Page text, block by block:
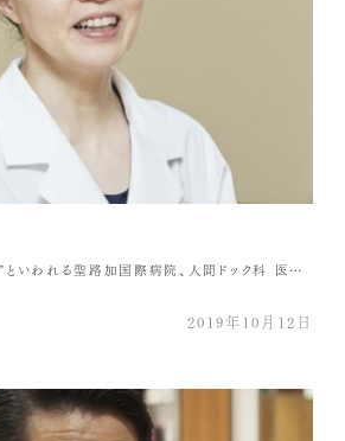
人間ドックの”パイオニア”といわれる聖路加国際病院、人間ドック科 医長の河津晶子先生にお伺いしました ―睡眠不足が健康に与えるリスクを教えてください 睡眠不足は睡眠負債といわれ、いろんな病気を引き起こす可能性があります。睡眠時間が足りないことで、例えば身体の免疫力が落ちてくると言われています。免疫力を落とす理由のひとつはコルチゾールというストレスホルモンの分泌が増えてしまうことです。このホルモンが増えることで、血糖値やコレステロールが上がったり、代謝系の異常が起きてくることがあります。肥満のリスクも高まります。 睡眠時は交感神経と副交感神経のバランスが変わり、副交感神経の方が優位になりますが、それが出来ないとずっと緊張した状態やストレスがかかった状態が続くので、疲れが取れず、うつ病や精神的な不調を起こしやすくなります。 人間ドック科に入院される方には質問票があり、どんな食事をとっているか、何時に寝て何時に起きる習慣があるのか、運動はどれくらいしているかなどが項目にあり、それらを総合的にみながら説明やアドバイスをしています。 ―河津先生の睡眠スタイルについて教えてください 7時間眠ることが一番健康で長寿というデータが出ているので、患者さんには7時間寝ましょうと伝えていますが、私自身は6時間寝られたら良いほうです。寝つきを良くするために、寝る前にブルーライトを浴びないようになるべくスマートフォンやパソコンを見ないとか、カフェインをとらないようにしています。また、体表温度をあたたかくして体内温度を下げると比較的寝つきが良くなると言われているので、寝る前に少し冷たい牛乳を飲んだり、手足を冷やさないようにするなどして気を付けています。 ―kokikuの羽毛布団の使用感はいかがですか？ 合掛けの羽毛布団を今(6月末頃)も使用しています。以前の羽毛布団はガサッとした感じでしたが、kokikuの布団はそれがまったく無く、ふわっとした感触で軽くてフィット感が全く違いました。お布団に包まれているという安心感があるので気持ちよく寝られます。羽毛の質の違いだけでなく、掛けカバーもそのよさを発揮していて、kokikuのシルクコットンのカバーは触った感じが滑らかでとても気持ちがよかったです。同素材のワンピースはふわふわ軽くて気持ちよく、天女の羽衣みたいですね。極上の眠りにつけそうです。 河津 晶子様聖路加国際病院人間ドック科医長 1968年 東京都生まれ。内科医、聖路加国際病院人間ドック科医長、病気ではなく病人を診る、全人医療をモットーに25年間総合的な診療を続けている。人間ドックでは、生活習慣病予防のための食事・運動指導の他、ストレスが心身に与える影響に目を向けて受診者の心の声に耳を傾けながら診療に励んでいる。趣味：油絵、ヨガ、卓球、煎茶道
2019年10月12日